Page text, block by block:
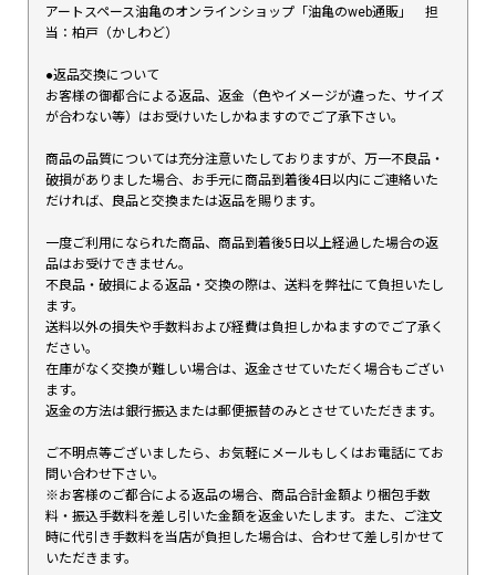
アートスペース油亀のオンラインショップ「油亀のweb通販」 担
当：柏戸（かしわど）
●返品交換について
お客様の御都合による返品、返金（色やイメージが違った、サイズ
が合わない等）はお受けいたしかねますのでご了承下さい。
商品の品質については充分注意いたしておりますが、万一不良品・
破損がありました場合、お手元に商品到着後4日以内にご連絡いた
だければ、良品と交換または返品を賜ります。
一度ご利用になられた商品、商品到着後5日以上経過した場合の返
品はお受けできません。
不良品・破損による返品・交換の際は、送料を弊社にて負担いたし
ます。
送料以外の損失や手数料および経費は負担しかねますのでご了承く
ださい。
在庫がなく交換が難しい場合は、返金させていただく場合もござい
ます。
返金の方法は銀行振込または郵便振替のみとさせていただきます。
ご不明点等ございましたら、お気軽にメールもしくはお電話にてお
問い合わせ下さい。
※お客様のご都合による返品の場合、商品合計金額より梱包手数
料・振込手数料を差し引いた金額を返金いたします。また、ご注文
時に代引き手数料を当店が負担した場合は、合わせて差し引かせて
いただきます。